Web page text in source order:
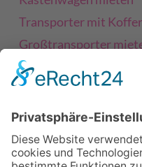
Transporter mit
Großtransporter
Kleintransporter
Kleinbus mieten
Umzugswagen in der
Umzugswagen
Umzugswagen Halle